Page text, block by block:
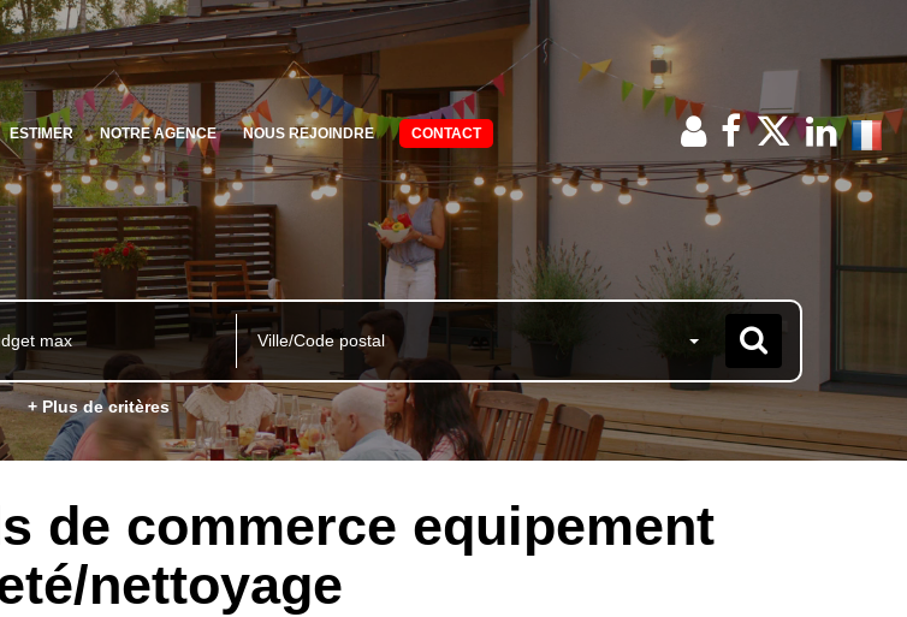
ESTIMER NOTRE AGENCE NOUS REJOINDRE CONTACT
Ville/Code postal
+ Plus de critères
de commerce equipement
nettoyage